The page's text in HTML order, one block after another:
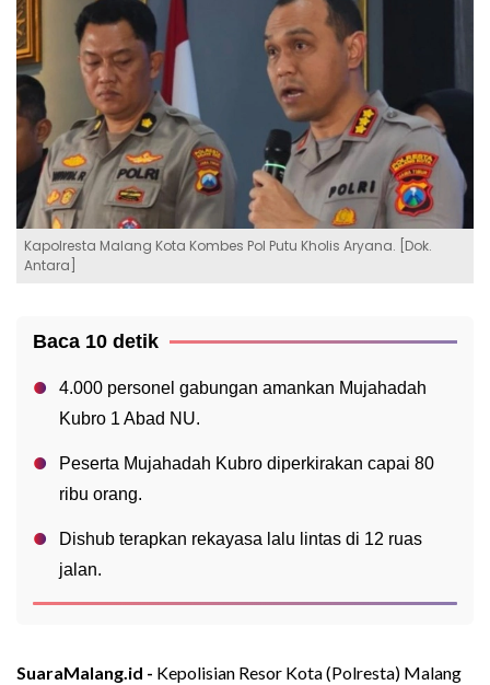
Kapolresta Malang Kota Kombes Pol Putu Kholis Aryana. [Dok.
Antara]
Baca 10 detik
4.000 personel gabungan amankan Mujahadah
Kubro 1 Abad NU.
Peserta Mujahadah Kubro diperkirakan capai 80
ribu orang.
Dishub terapkan rekayasa lalu lintas di 12 ruas
jalan.
SuaraMalang.id - Kepolisian Resor Kota (Polresta) Malang